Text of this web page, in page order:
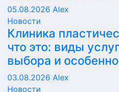
05.08.2026 Alex
Новости
Клиника
что это: виды
выбора и
03.08.2026 Alex
Новости